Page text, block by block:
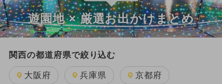
遊園地 × 厳選お出かけまとめ
関西の都道府県で絞り込む
大阪府 兵庫県 京都府